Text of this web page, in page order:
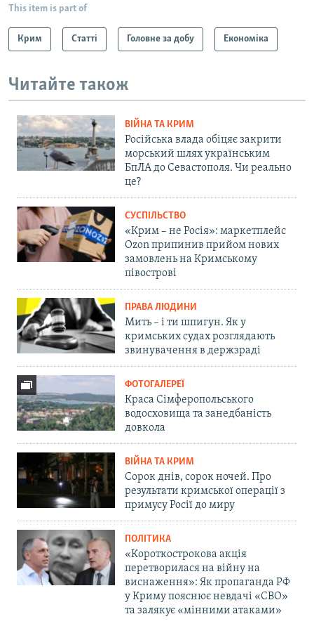
This item is part of
Крим Статті Головне за добу Економіка
Читайте також
ВІЙНА ТА КРИМ
Російська влада обіцяє закрити
морський шлях українським
БпЛА до Севастополя. Чи реально
це?
СУСПІЛЬСТВО
«Крим – не Росія»: маркетплейс
Ozon припинив прийом нових
замовлень на Кримському
півострові
ПРАВА ЛЮДИНИ
Мить – і ти шпигун. Як у
кримських судах розглядають
звинувачення в держзраді
ФОТОГАЛЕРЕЇ
Краса Сімферопольського
водосховища та занедбаність
довкола
ВІЙНА ТА КРИМ
Сорок днів, сорок ночей. Про
результати кримської операції з
примусу Росії до миру
ПОЛІТИКА
«Короткострокова акція
перетворилася на війну на
виснаження»: Як пропаганда РФ
у Криму пояснює невдачі «СВО»
та залякує «мінними атаками»